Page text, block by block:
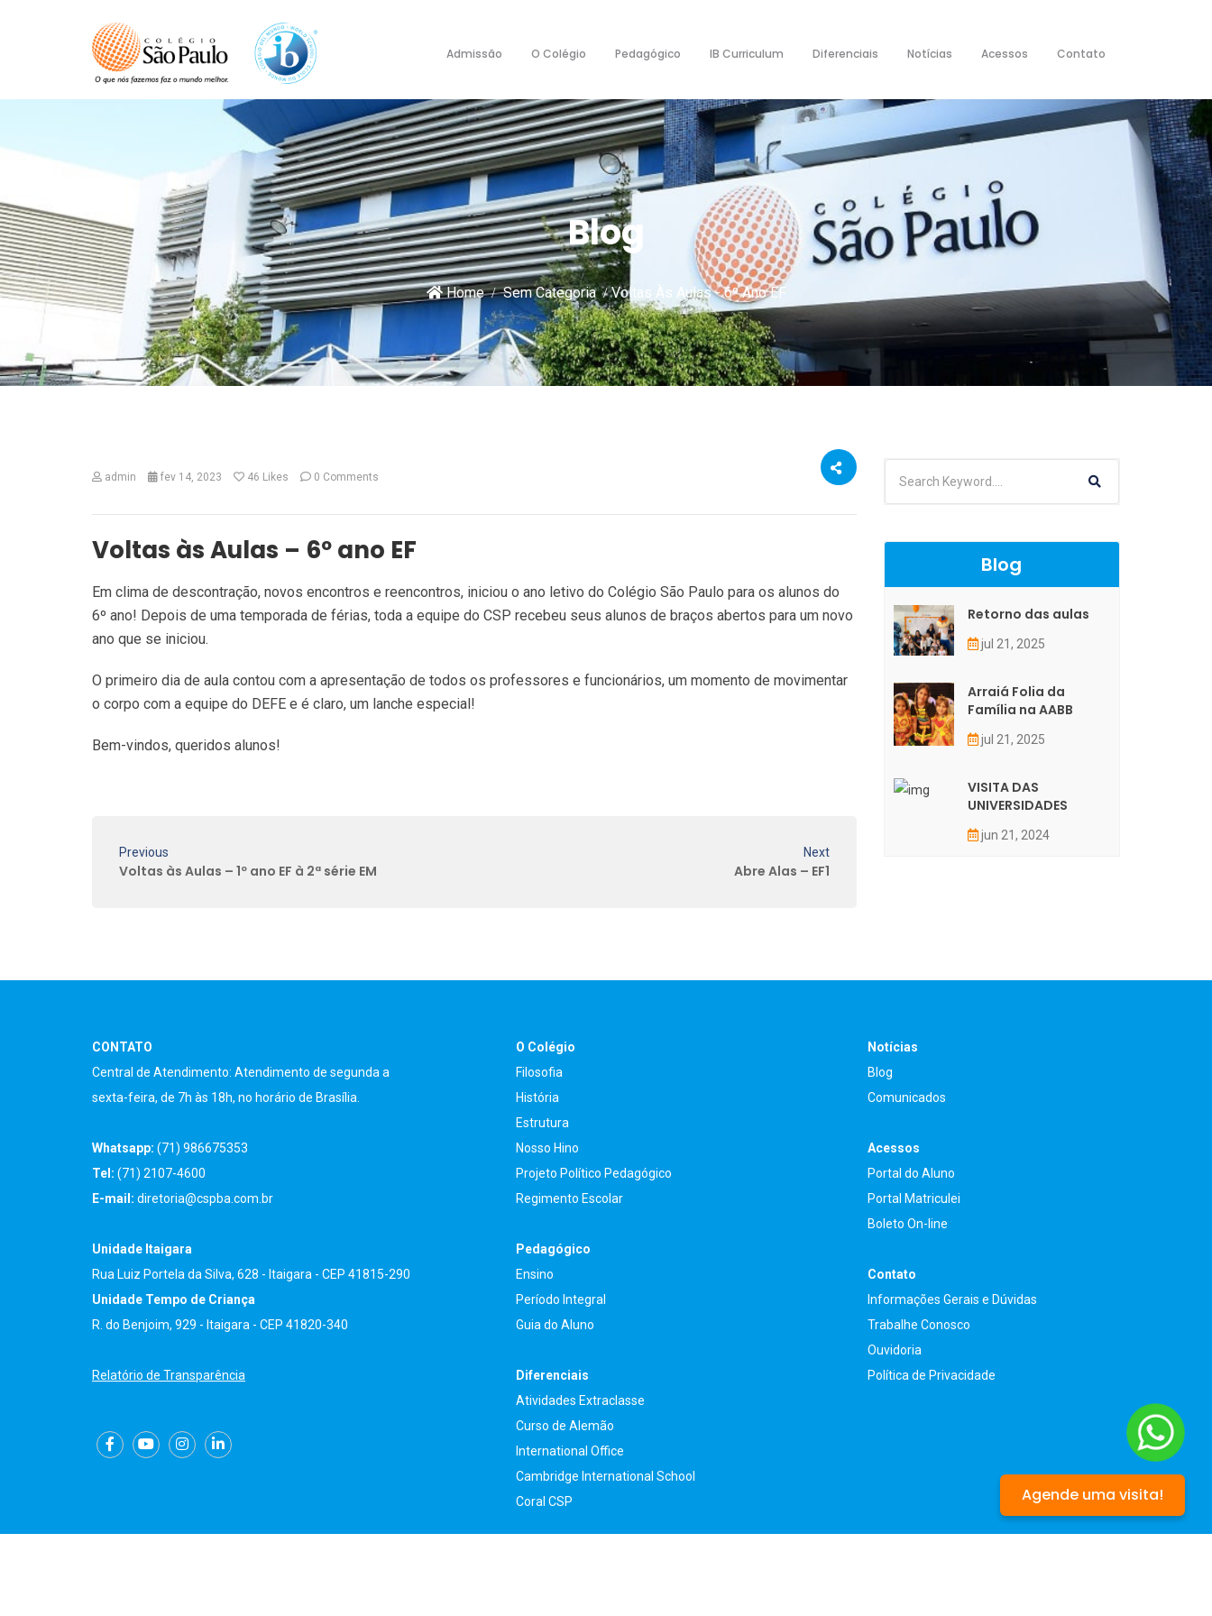
Admissão O Colégio Pedagógico IB Curriculum Diferenciais Notícias Acessos Contato
Blog
Home Sem Categoria Voltas Às Aulas - 6º Ano EF
admin fev 14, 2023 46 Likes 0 Comments
Voltas às Aulas – 6º ano EF
Em clima de descontração, novos encontros e reencontros, iniciou o ano letivo do Colégio São Paulo para os alunos do
6º ano! Depois de uma temporada de férias, toda a equipe do CSP recebeu seus alunos de braços abertos para um novo
ano que se iniciou.
O primeiro dia de aula contou com a apresentação de todos os professores e funcionários, um momento de movimentar
o corpo com a equipe do DEFE e é claro, um lanche especial!
Bem-vindos, queridos alunos!
Previous
Voltas às Aulas – 1º ano EF à 2ª série EM
Next
Abre Alas – EF1
Blog
Retorno das aulas
jul 21, 2025
Arraiá Folia da
Família na AABB
jul 21, 2025
VISITA DAS
UNIVERSIDADES
jun 21, 2024
CONTATO
Central de Atendimento: Atendimento de segunda a
sexta-feira, de 7h às 18h, no horário de Brasília.
Whatsapp: (71) 986675353
Tel: (71) 2107-4600
E-mail: diretoria@cspba.com.br
Unidade Itaigara
Rua Luiz Portela da Silva, 628 - Itaigara - CEP 41815-290
Unidade Tempo de Criança
R. do Benjoim, 929 - Itaigara - CEP 41820-340
Relatório de Transparência
O Colégio
Filosofia
História
Estrutura
Nosso Hino
Projeto Político Pedagógico
Regimento Escolar
Pedagógico
Ensino
Período Integral
Guia do Aluno
Diferenciais
Atividades Extraclasse
Curso de Alemão
International Office
Cambridge International School
Coral CSP
Notícias
Blog
Comunicados
Acessos
Portal do Aluno
Portal Matriculei
Boleto On-line
Contato
Informações Gerais e Dúvidas
Trabalhe Conosco
Ouvidoria
Política de Privacidade
Agende uma visita!